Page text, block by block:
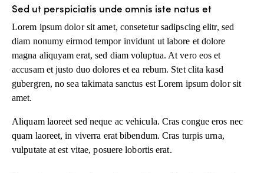
Sed ut perspiciatis unde omnis iste natus et
Lorem ipsum dolor sit amet, consetetur sadipscing elitr, sed
diam nonumy eirmod tempor invidunt ut labore et dolore
magna aliquyam erat, sed diam voluptua. At vero eos et
accusam et justo duo dolores et ea rebum. Stet clita kasd
gubergren, no sea takimata sanctus est Lorem ipsum dolor sit
amet.
Aliquam laoreet sed neque ac vehicula. Cras congue eros nec
quam laoreet, in viverra erat bibendum. Cras turpis urna,
vulputate at est vitae, posuere lobortis erat.